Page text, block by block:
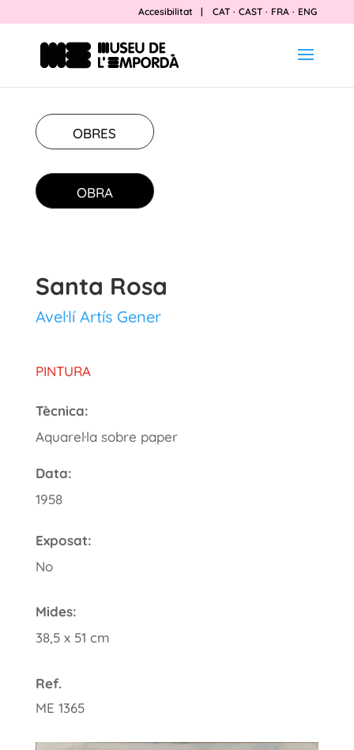
Accesibilitat | CAT · CAST · FRA · ENG
OBRES
OBRA
Santa Rosa
Avel·lí Artís Gener
PINTURA
Tècnica:
Aquarel·la sobre paper
Data:
1958
Exposat:
No
Mides:
38,5 x 51 cm
Ref.
ME 1365